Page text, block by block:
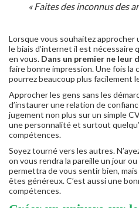
« Faites des inconnus des
Lorsque vous souhaitez
le biais d’internet il est nécessaire
en vous. Dans un premier ne leur
faire bonne impression. Une fois la
pourrez beaucoup plus facilement
Approcher les gens sans les
d’instaurer une relation de
jugement non plus sur un simple
une personnalité et surtout
compétences.
Soyez tourné vers les autres.
on vous rendra la pareille un jour
permettra de vous sentir bien,
êtes généreux. C’est aussi une
compétences.